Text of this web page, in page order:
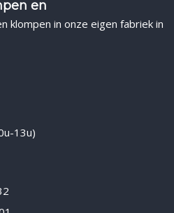
en
klompen in onze eigen fabriek in
13u)